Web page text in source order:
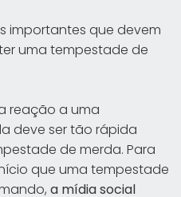
importantes que devem
uma tempestade de
reação a uma
deve ser tão rápida
de merda. Para
que uma tempestade
a mídia social